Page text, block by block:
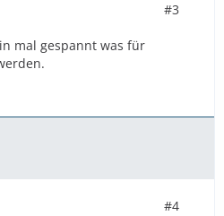
#3
mal gespannt was für
#4